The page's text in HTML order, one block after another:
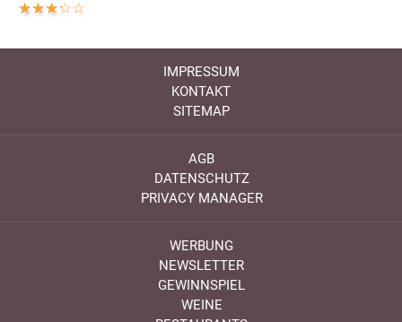
IMPRESSUM
KONTAKT
SITEMAP
AGB
DATENSCHUTZ
PRIVACY MANAGER
WERBUNG
NEWSLETTER
GEWINNSPIEL
WEINE